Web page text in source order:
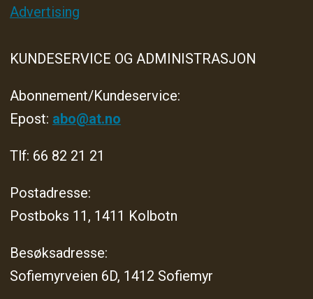
Advertising
KUNDESERVICE OG ADMINISTRASJON
Abonnement/Kundeservice:
Epost: abo@at.no
Tlf: 66 82 21 21
Postadresse:
Postboks 11, 1411 Kolbotn
Besøksadresse:
Sofiemyrveien 6D, 1412 Sofiemyr